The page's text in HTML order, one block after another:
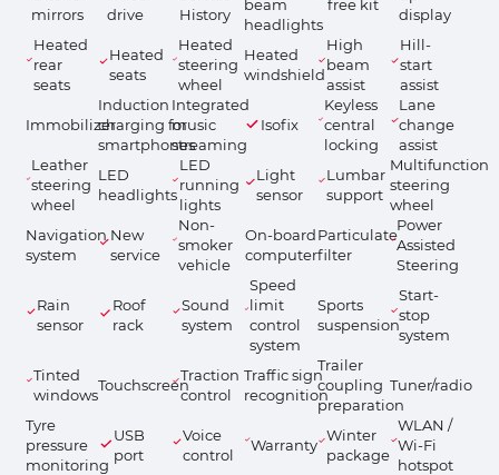
mirrors
drive
History
beam
headlights
free kit
display
Heated
rear
seats
Heated
seats
Heated
steering
wheel
Heated
windshield
High
beam
assist
Hill-
start
assist
Immobilizer
Induction
charging for
smartphones
Integrated
music
streaming
Isofix
Keyless
central
locking
Lane
change
assist
Leather
steering
wheel
LED
headlights
LED
running
lights
Light
sensor
Lumbar
support
Multifunction
steering
wheel
Navigation
system
New
service
Non-
smoker
vehicle
On-board
computer
Particulate
filter
Power
Assisted
Steering
Rain
sensor
Roof
rack
Sound
system
Speed
limit
control
system
Sports
suspension
Start-
stop
system
Tinted
windows
Touchscreen
Traction
control
Traffic sign
recognition
Trailer
coupling
preparation
Tuner/radio
Tyre
pressure
monitoring
USB
port
Voice
control
Warranty
Winter
package
WLAN /
Wi-Fi
hotspot